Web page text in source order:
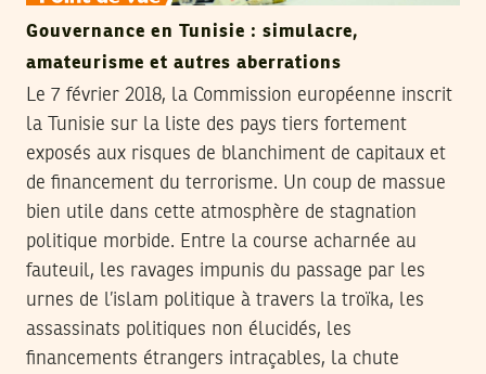
Gouvernance en Tunisie : simulacre,
amateurisme et autres aberrations
Le 7 février 2018, la Commission européenne inscrit
la Tunisie sur la liste des pays tiers fortement
exposés aux risques de blanchiment de capitaux et
de financement du terrorisme. Un coup de massue
bien utile dans cette atmosphère de stagnation
politique morbide. Entre la course acharnée au
fauteuil, les ravages impunis du passage par les
urnes de l’islam politique à travers la troïka, les
assassinats politiques non élucidés, les
financements étrangers intraçables, la chute